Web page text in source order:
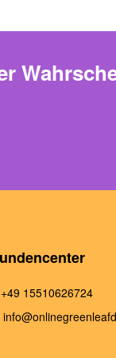
+49 15510626724